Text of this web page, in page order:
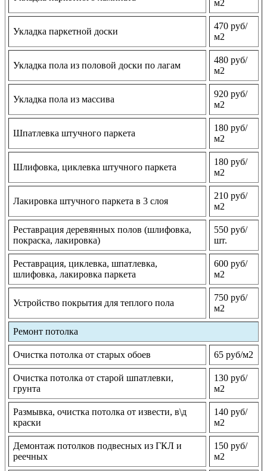
м2
Укладка паркетной доски
470 руб/
м2
Укладка пола из половой доски по лагам
480 руб/
м2
Укладка пола из массива
920 руб/
м2
Шпатлевка штучного паркета
180 руб/
м2
Шлифовка, циклевка штучного паркета
180 руб/
м2
Лакировка штучного паркета в 3 слоя
210 руб/
м2
Реставрация деревянных полов (шлифовка,
покраска, лакировка)
550 руб/
шт.
Реставрация, циклевка, шпатлевка,
шлифовка, лакировка паркета
600 руб/
м2
Устройство покрытия для теплого пола
750 руб/
м2
Ремонт потолка
Очистка потолка от старых обоев 65 руб/м2
Очистка потолка от старой шпатлевки,
грунта
130 руб/
м2
Размывка, очистка потолка от извести, в\д
краски
140 руб/
м2
Демонтаж потолков подвесных из ГКЛ и
реечных
150 руб/
м2